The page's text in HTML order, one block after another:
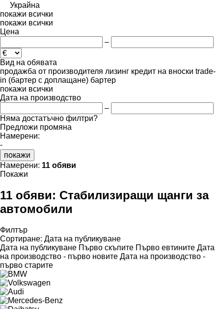
Украйна
покажи всички
покажи всички
Цена
–
Вид на обявата
продажба от производителя лизинг кредит на вноски trade-
in (бартер с доплащане) бартер
покажи всички
Дата на производство
–
Няма достатъчно филтри?
Предложи промяна
Намерени:
-
покажи
Намерени: 11 обяви
Покажи
11 обяви: Стабилизиращи щанги за
автомобили
Филтър
Сортиране: Дата на публикуване
Дата на публикуване Първо скъпите Първо евтините Дата
на производство - първо новите Дата на производство -
първо старите